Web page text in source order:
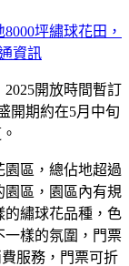
2025開放時間暫訂
開期約在5月中旬
園區，總佔地超過
園區，園區內有規
的繡球花品種，色
一樣的氛圍，門票
服務，門票可折